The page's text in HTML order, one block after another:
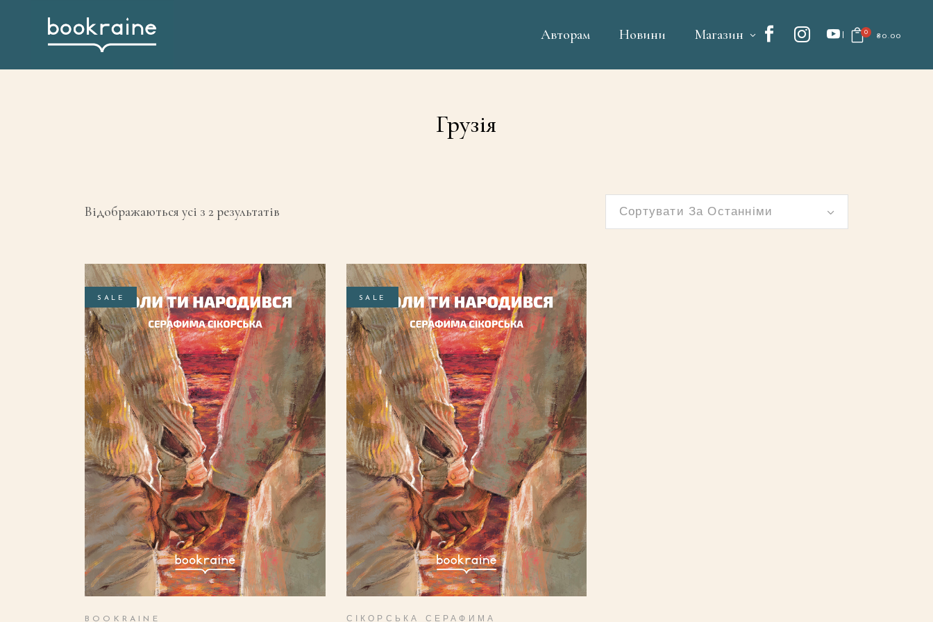
Авторам Новини Магазин 0 ₴0.00
Грузія
Відображаються усі з 2 результатів
latest
Сортувати За Останніми
SALE
ДОДАТИ В КОШИК
BOOKRAINE
SALE
ДОДАТИ В КОШИК
СІКОРСЬКА СЕРАФИМА